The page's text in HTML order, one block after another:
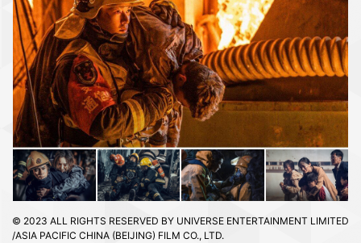
© 2023 ALL RIGHTS RESERVED BY UNIVERSE ENTERTAINMENT LIMITED
/ASIA PACIFIC CHINA (BEIJING) FILM CO., LTD.